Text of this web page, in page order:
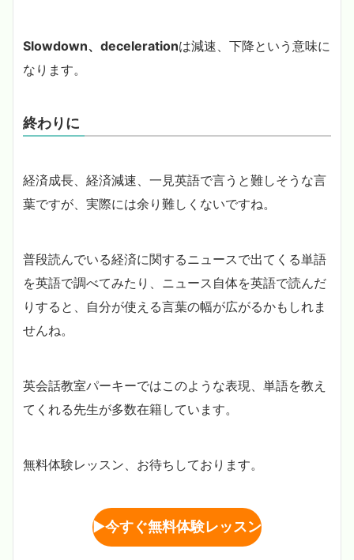
Slowdown、decelerationは減速、下降という意味に
なります。
終わりに
経済成長、経済減速、一見英語で言うと難しそうな言
葉ですが、実際には余り難しくないですね。
普段読んでいる経済に関するニュースで出てくる単語
を英語で調べてみたり、ニュース自体を英語で読んだ
りすると、自分が使える言葉の幅が広がるかもしれま
せんね。
英会話教室パーキーではこのような表現、単語を教え
てくれる先生が多数在籍しています。
無料体験レッスン、お待ちしております。
▶︎今すぐ無料体験レッスン